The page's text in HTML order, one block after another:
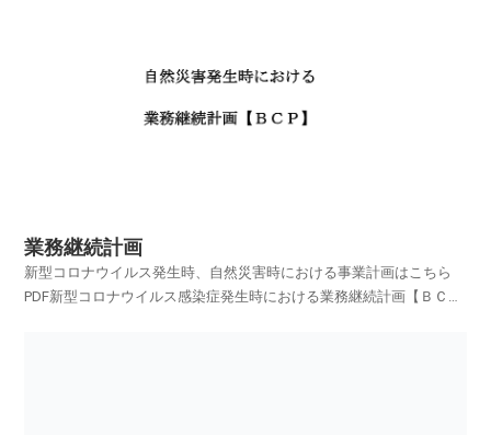
業務継続計画
新型コロナウイルス発生時、自然災害時における事業計画はこちら
PDF新型コロナウイルス感染症発生時における業務継続計画【ＢＣ